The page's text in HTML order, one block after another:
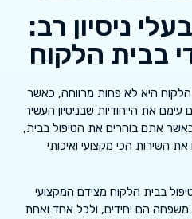
ניסיון רב:
בבית הלקוח
הלקוח היא לא פחות מרווחה, כאשר
עימם את הייחודיות שבניסיון העשיר
אתם בוחרים את הטיפול בבית,
השירות הכי מקצועי ואיכותי
בבית הלקוח מצידם המקצועי
משפחה הם יחידים, ולכל אחד ואחת